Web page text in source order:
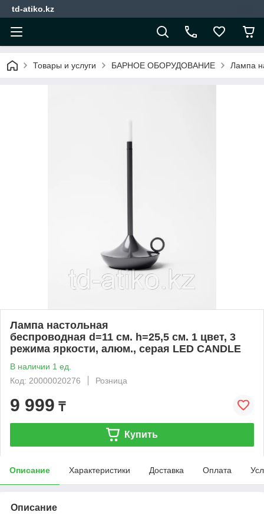
td-atiko.kz
Товары и услуги БАРНОЕ ОБОРУДОВАНИЕ Лампа
Лампа настольная
беспроводная d=11 см. h=25,5 см. 1 цвет, 3
режима яркости, алюм., серая LED CANDLE
В наличии 1 ед.
Код: 20000020276
Розница
9 999 ₸
Купить
Описание Характеристики Доставка Оплата
Описание